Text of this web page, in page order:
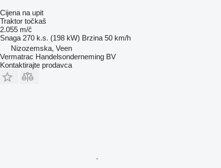
Cijena na upit
Traktor točkaš
2.055 m/č
Snaga 270 k.s. (198 kW) Brzina 50 km/h
Nizozemska, Veen
Vermatrac Handelsonderneming BV
Kontaktirajte prodavca